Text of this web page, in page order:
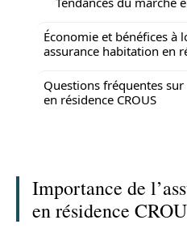
Économie et bénéfices à
assurance habitation en
Questions fréquentes sur
en résidence CROUS
Importance de
en résidence